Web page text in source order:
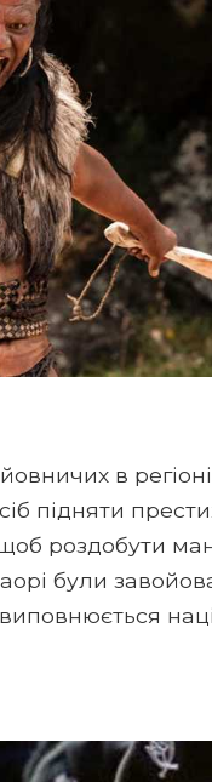
в
підняти
роздобути
були